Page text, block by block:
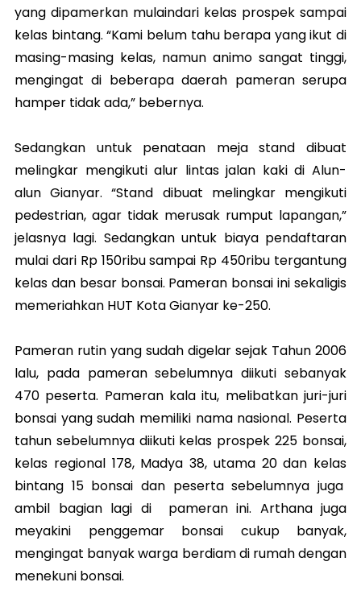
yang dipamerkan mulaindari kelas prospek sampai
kelas bintang. “Kami belum tahu berapa yang ikut di
masing-masing kelas, namun animo sangat tinggi,
mengingat di beberapa daerah pameran serupa
hamper tidak ada,” bebernya.
Sedangkan untuk penataan meja stand dibuat
melingkar mengikuti alur lintas jalan kaki di Alun-
alun Gianyar. “Stand dibuat melingkar mengikuti
pedestrian, agar tidak merusak rumput lapangan,”
jelasnya lagi. Sedangkan untuk biaya pendaftaran
mulai dari Rp 150ribu sampai Rp 450ribu tergantung
kelas dan besar bonsai. Pameran bonsai ini sekaligis
memeriahkan HUT Kota Gianyar ke-250.
Pameran rutin yang sudah digelar sejak Tahun 2006
lalu, pada pameran sebelumnya diikuti sebanyak
470 peserta. Pameran kala itu, melibatkan juri-juri
bonsai yang sudah memiliki nama nasional. Peserta
tahun sebelumnya diikuti kelas prospek 225 bonsai,
kelas regional 178, Madya 38, utama 20 dan kelas
bintang 15 bonsai dan peserta sebelumnya juga
ambil bagian lagi di pameran ini. Arthana juga
meyakini penggemar bonsai cukup banyak,
mengingat banyak warga berdiam di rumah dengan
menekuni bonsai.